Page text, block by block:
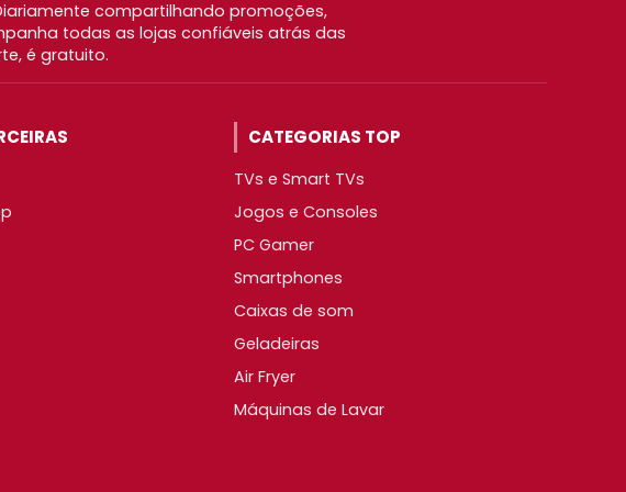
compartilhando promoções,
todas as lojas confiáveis atrás das
é gratuito.
CATEGORIAS TOP
TVs e Smart TVs
Jogos e Consoles
PC Gamer
Smartphones
Caixas de som
Geladeiras
Air Fryer
Máquinas de Lavar